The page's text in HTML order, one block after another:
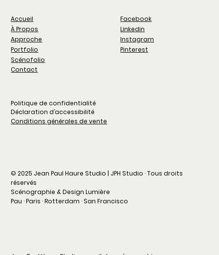
Accueil
À Propos
Approche
Portfolio
Scénofolio
Contact
Facebook
Linkedin
Instagram
Pinterest
Politique de confidentialité
Déclaration d’accessibilité
Conditions générales de vente
© 2025 Jean Paul Haure Studio | JPH Studio · Tous droits
réservés
Scénographie & Design Lumière
Pau · Paris · Rotterdam · San Francisco